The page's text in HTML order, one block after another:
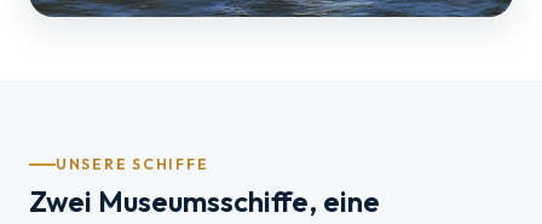
UNSERE SCHIFFE
Zwei Museumsschiffe, eine